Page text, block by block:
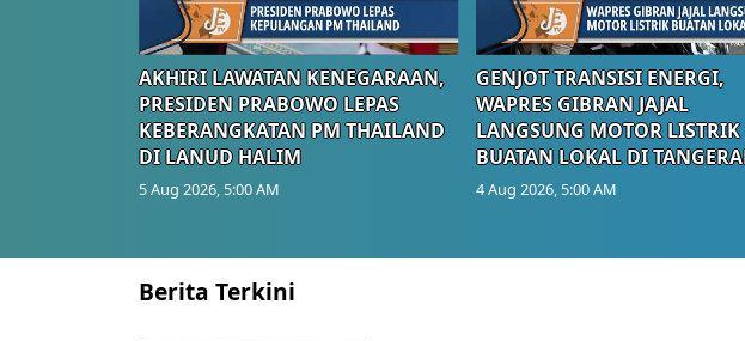
AKHIRI LAWATAN KENEGARAAN,
PRESIDEN PRABOWO LEPAS
KEBERANGKATAN PM THAILAND
DI LANUD HALIM
5 Aug 2026, 5:00 AM
GENJOT TRANSISI ENERGI,
WAPRES GIBRAN JAJAL
LANGSUNG MOTOR LISTRIK
BUATAN LOKAL DI
4 Aug 2026, 5:00 AM
Berita Terkini